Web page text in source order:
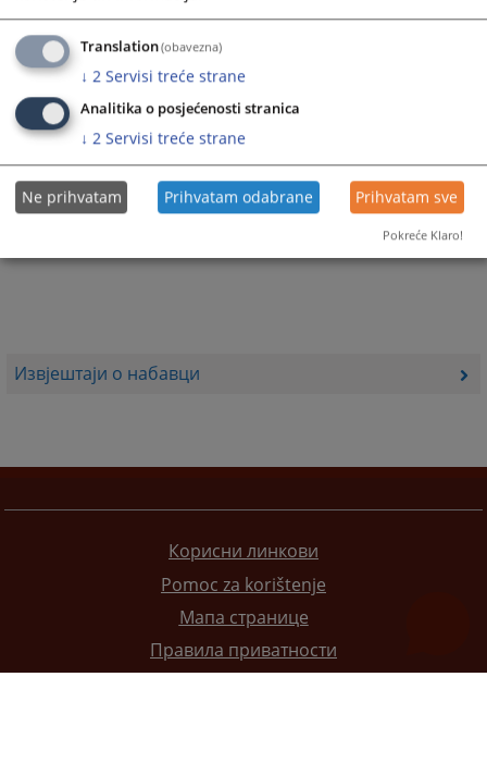
Извјештаји о набавци
Корисни линкови
Pomoc za korištenje
Мапа странице
Правила приватности
Translation(obavezna)
↓ 2 Servisi treće strane
Analitika o posjećenosti stranica
↓ 2 Servisi treće strane
Ne prihvatam Prihvatam odabrane Prihvatam sve
Pokreće Klaro!